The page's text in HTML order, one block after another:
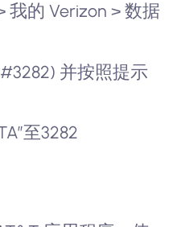
我的 Verizon > 数据
并按照提示
至3282